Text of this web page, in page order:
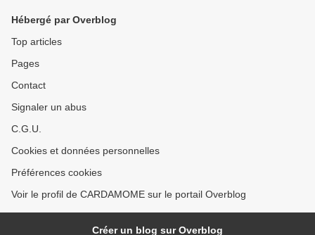
Hébergé par Overblog
Top articles
Pages
Contact
Signaler un abus
C.G.U.
Cookies et données personnelles
Préférences cookies
Voir le profil de CARDAMOME sur le portail Overblog
Créer un blog sur Overblog